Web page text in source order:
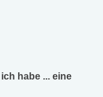
habe ... eine